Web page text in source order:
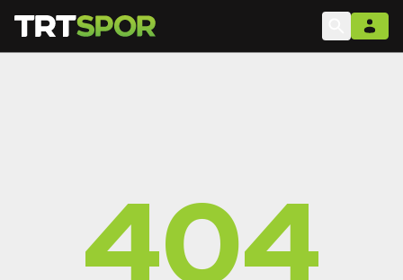
404